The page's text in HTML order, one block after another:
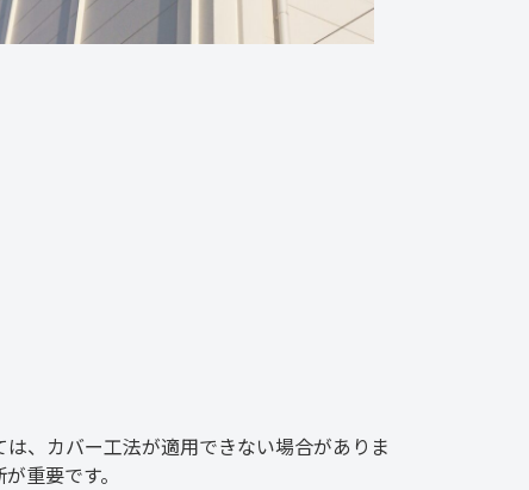
、カバー工法が適用できない場合がありま
重要です。